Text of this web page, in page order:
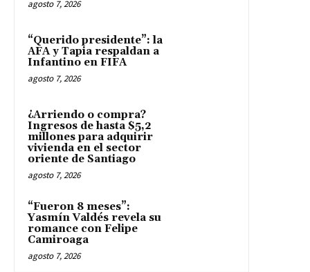
agosto 7, 2026
“Querido presidente”: la
AFA y Tapia respaldan a
Infantino en FIFA
agosto 7, 2026
¿Arriendo o compra?
Ingresos de hasta $5,2
millones para adquirir
vivienda en el sector
oriente de Santiago
agosto 7, 2026
“Fueron 8 meses”:
Yasmín Valdés revela su
romance con Felipe
Camiroaga
agosto 7, 2026